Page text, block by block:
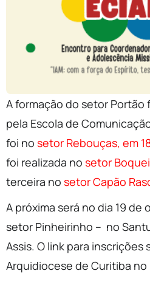
A formação do setor Portão
pela Escola de
foi no setor Rebouças, em
foi realizada no setor
terceira no setor Capão
A próxima será no dia 19 de
setor Pinheirinho – no
Assis. O link para
Arquidiocese de Curitiba